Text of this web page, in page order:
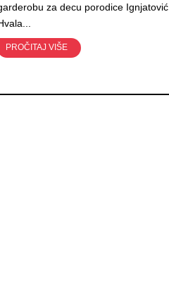
za decu porodice Ignjatović.
PROČITAJ VIŠE